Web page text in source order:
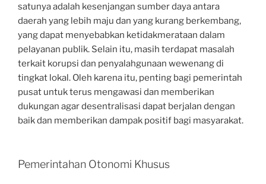
satunya adalah kesenjangan sumber daya antara
daerah yang lebih maju dan yang kurang berkembang,
yang dapat menyebabkan ketidakmerataan dalam
pelayanan publik. Selain itu, masih terdapat masalah
terkait korupsi dan penyalahgunaan wewenang di
tingkat lokal. Oleh karena itu, penting bagi pemerintah
pusat untuk terus mengawasi dan memberikan
dukungan agar desentralisasi dapat berjalan dengan
baik dan memberikan dampak positif bagi masyarakat.
Pemerintahan Otonomi Khusus